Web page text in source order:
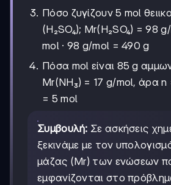
Πόσο ζυγίζουν 5 mol
(H₂SO₄); Mr(H₂SO₄) = 98
mol · 98 g/mol = 490 g
Πόσα mol είναι 85 g
Mr(NH₃) = 17 g/mol, άρα
= 5 mol
Συμβουλή: Σε ασκήσεις
ξεκινάμε με τον
μάζας (Mr) των ενώσεων
εμφανίζονται στο